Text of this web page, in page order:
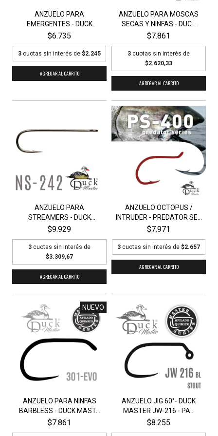
ANZUELO PARA
EMERGENTES - DUCK
MASTER CE...
$6.735
3 cuotas sin interés de $2.245
AGREGAR AL CARRITO
ANZUELO PARA MOSCAS
SECAS Y NINFAS - DUC...
$7.861
3 cuotas sin interés de
$2.620,33
AGREGAR AL CARRITO
ANZUELO PARA
STREAMERS - DUCK
MASTER S24...
$9.929
3 cuotas sin interés de
$3.309,67
AGREGAR AL CARRITO
ANZUELO OCTOPUS /
INTRUDER - PREDATOR SE...
$7.971
3 cuotas sin interés de $2.657
AGREGAR AL CARRITO
NUEVO
ANZUELO PARA NINFAS
BARBLESS - DUCK MAST...
$7.861
ANZUELO JIG 60°- DUCK
MASTER JW-216 - PA...
$8.255